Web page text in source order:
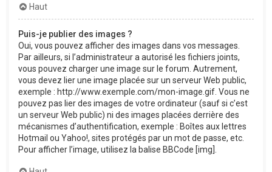
Haut
Puis-je publier des images ?
Oui, vous pouvez afficher des images dans vos messages.
Par ailleurs, si l’administrateur a autorisé les fichiers joints,
vous pouvez charger une image sur le forum. Autrement,
vous devez lier une image placée sur un serveur Web public,
exemple : http://www.exemple.com/mon-image.gif. Vous ne
pouvez pas lier des images de votre ordinateur (sauf si c’est
un serveur Web public) ni des images placées derrière des
mécanismes d’authentification, exemple : Boîtes aux lettres
Hotmail ou Yahoo!, sites protégés par un mot de passe, etc.
Pour afficher l’image, utilisez la balise BBCode [img].